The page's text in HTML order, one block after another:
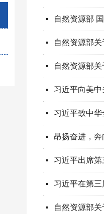
넷
넷 自然资源部
넷 自然资源部
넷 习近平向美
넷 习近平致中
넷 昂扬奋进，
넷 习近平出席
넷 习近平在第
넷 自然资源部